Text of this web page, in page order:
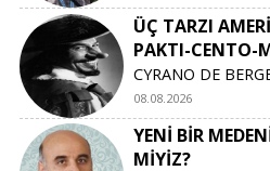
ÜÇ TARZI
PAKTI-CENTO-
CYRANO DE
08.08.2026
YENİ BİR
MİYİZ?